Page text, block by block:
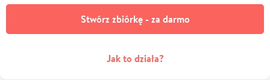
Stwórz zbiórkę - za darmo
Jak to działa?